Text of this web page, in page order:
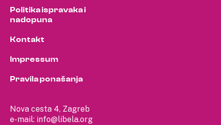
Nova cesta 4, Zagreb
e-mail: info@libela.org
Politika ispravaka i
nadopuna
Kontakt
Impressum
Pravila ponašanja